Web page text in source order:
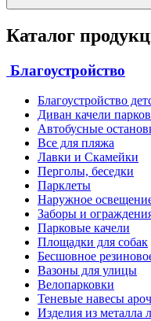
Каталог
Благоустройство
Благоустройство
Диван качели
Автобусные
Все для пляжа
Лавки и Скамейки
Перголы, беседки
Парклеты
Наружное
Заборы и
Парковые качели
Площадки для собак
Бесшовное
Вазоны для улицы
Велопарковки
Теневые навесы
Изделия из металла